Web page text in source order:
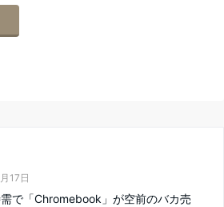
17日
で「Chromebook」が空前のバカ売